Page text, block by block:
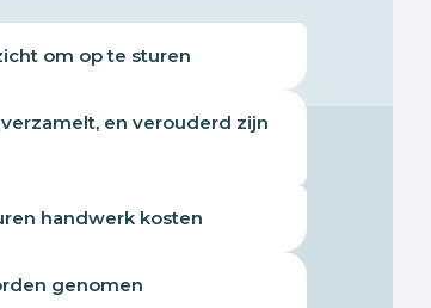
om op te sturen
en verouderd zijn
handwerk kosten
genomen